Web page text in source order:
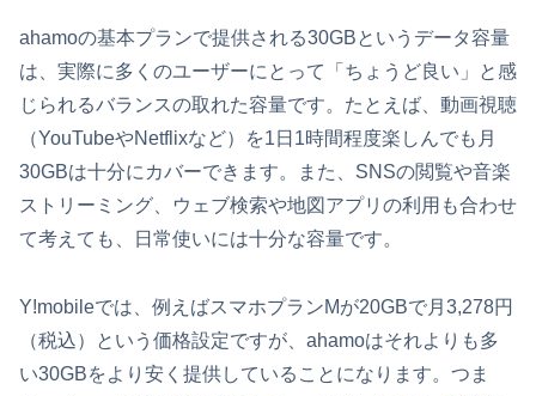
ahamoの基本プランで提供される30GBというデータ容量
は、実際に多くのユーザーにとって「ちょうど良い」と感
じられるバランスの取れた容量です。たとえば、動画視聴
（YouTubeやNetflixなど）を1日1時間程度楽しんでも月
30GBは十分にカバーできます。また、SNSの閲覧や音楽
ストリーミング、ウェブ検索や地図アプリの利用も合わせ
て考えても、日常使いには十分な容量です。
Y!mobileでは、例えばスマホプランMが20GBで月3,278円
（税込）という価格設定ですが、ahamoはそれよりも多
い30GBをより安く提供していることになります。つま